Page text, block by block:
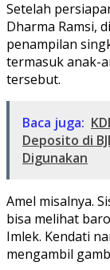
Setelah
Dharma Ramsi,
penampilan
termasuk anak-
tersebut.
Baca juga:
Deposito di
Digunakan
Amel misalnya.
bisa melihat
Imlek. Kendati
mengambil